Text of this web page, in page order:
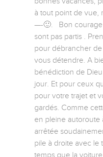
à tout point de vue,
—-🙂.   Bon
sont pas partis .
pour débrancher
vous détendre. A
bénédiction de
jour. Et pour ceux
pour votre trajet et
gardés. Comme
en pleine autoroute
arrêtée
pile à droite avec le
temps que la